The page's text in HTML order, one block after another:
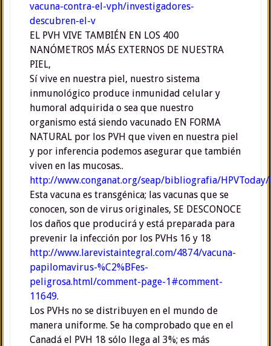
vacuna-contra-el-vph/investigadores-
descubren-el-v
EL PVH VIVE TAMBIÉN EN LOS 400
NANÓMETROS MÁS EXTERNOS DE NUESTRA
PIEL,
Sí vive en nuestra piel, nuestro sistema
inmunológico produce inmunidad celular y
humoral adquirida o sea que nuestro
organismo está siendo vacunado EN FORMA
NATURAL por los PVH que viven en nuestra piel
y por inferencia podemos asegurar que también
viven en las mucosas..
http://www.conganat.org/seap/bibliografia/HPVToday/
Esta vacuna es transgénica; las vacunas que se
conocen, son de virus originales, SE DESCONOCE
los daños que producirá y está preparada para
prevenir la infección por los PVHs 16 y 18
http://www.larevistaintegral.com/4874/vacuna-
papilomavirus-%C2%BFes-
peligrosa.html/comment-page-1#comment-
11649.
Los PVHs no se distribuyen en el mundo de
manera uniforme. Se ha comprobado que en el
Canadá el PVH 18 sólo llega al 3%; es más